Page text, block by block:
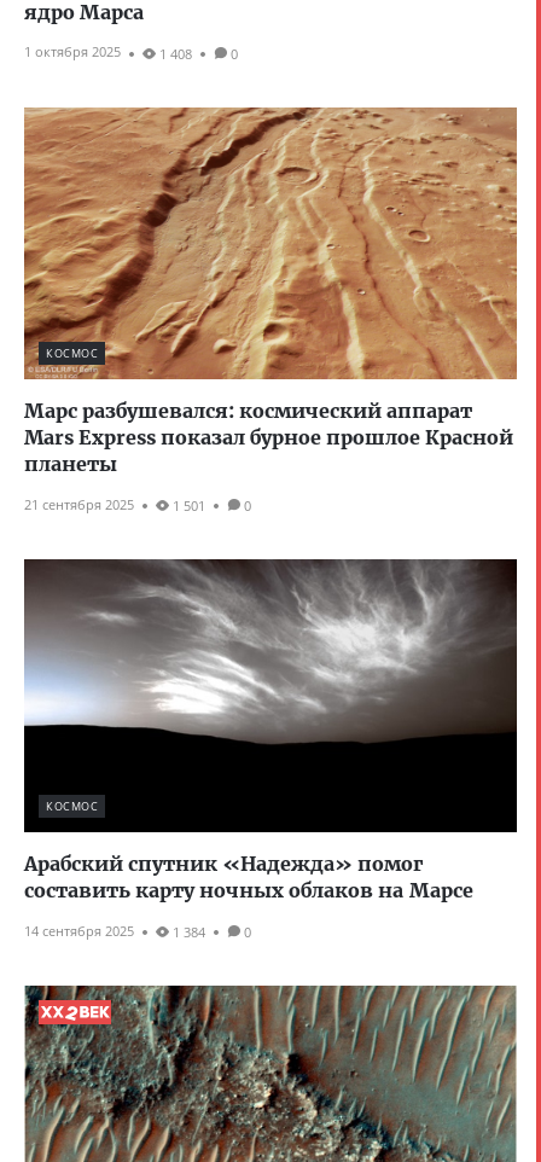
ядро Марса
1 октября 2025 1 408 0
КОСМОС
Марс разбушевался: космический аппарат
Mars Express показал бурное прошлое Красной
планеты
21 сентября 2025 1 501 0
КОСМОС
Арабский спутник «Надежда» помог
составить карту ночных облаков на Марсе
14 сентября 2025 1 384 0